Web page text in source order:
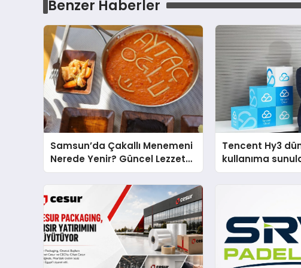
Benzer Haberler
Samsun’da Çakallı Menemeni
Nerede Yenir? Güncel Lezzet
Rehberi
Tencent Hy3
kullanıma